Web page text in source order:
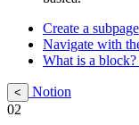
Create a subpage
Navigate with
What is a
<
Notion
02